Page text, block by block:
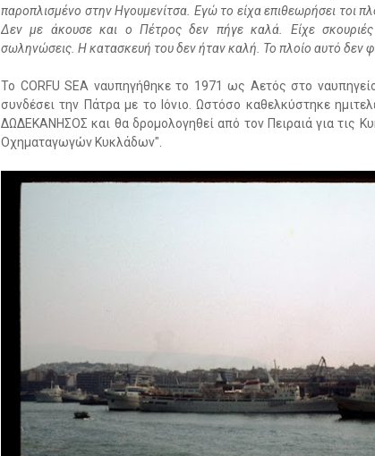
παροπλισμένο στην Ηγουμενίτσα. Εγώ το είχα επιθεωρήσει τοι
Δεν με άκουσε και ο Πέτρος δεν πήγε καλά. Είχε
σωληνώσεις. Η κατασκευή του δεν ήταν καλή. Το πλοίο αυτό δεν
Το CORFU SEA ναυπηγήθηκε το 1971 ως Αετός στο
συνδέσει την Πάτρα με το Ιόνιο. Ωστόσο καθελκύστηκε
ΔΩΔΕΚΑΝΗΣΟΣ και θα δρομολογηθεί από τον Πειραιά για τις
Οχηματαγωγών Κυκλάδων".